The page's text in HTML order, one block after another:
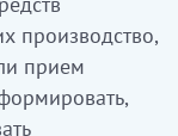
қызмет
производство,
прием